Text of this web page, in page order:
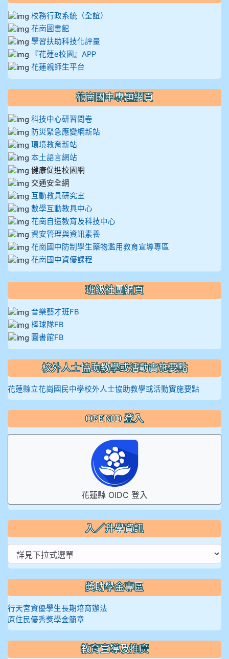
校務行政系統（全誼）
花崗圖書館
學習扶助科技化評量
『花蓮e校園』APP
花蓮親師生平台
花崗國中專題網頁
科技中心研習問卷
防災緊急應變網新站
環境教育新站
本土語言網站
健康促進校園網
交通安全網
互動教具研究室
數學互動教具中心
花崗自造教育及科技中心
資安管理與資訊素養
花崗國中防制學生藥物濫用教育宣導專區
花崗國中資優課程
班級社團網頁
音樂藝才班FB
棒球隊FB
圖書館FB
校外人士協助教學或活動實施要點
花蓮縣立花崗國民中學校外人士協助教學或活動實施要點
OPENID 登入
花蓮縣 OIDC 登入
入／升學資訊
獎助學金專區
行天宮資優學生長期培育辦法
原住民優秀獎學金簡章
教育宣導及推廣